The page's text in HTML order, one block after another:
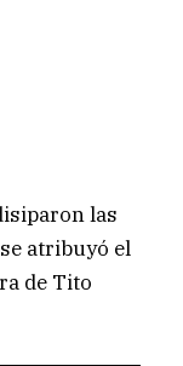
las
atribuyó el
de Tito